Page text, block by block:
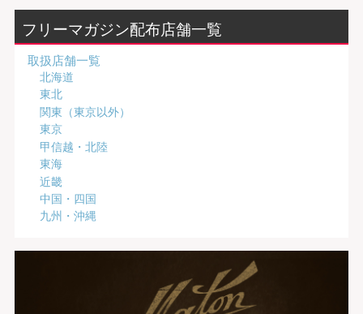
フリーマガジン配布店舗一覧
取扱店舗一覧
北海道
東北
関東（東京以外）
東京
甲信越・北陸
東海
近畿
中国・四国
九州・沖縄